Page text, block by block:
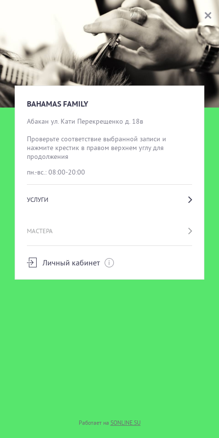
BAHAMAS FAMILY
Абакан ул. Кати Перекрещенко д. 18в
Проверьте соответствие выбранной записи и
нажмите крестик в правом верхнем углу для
продолжения
пн.-вс.: 08:00-20:00
УСЛУГИ
МАСТЕРА
Личный кабинет
Работает на SONLINE.SU
BAHAMAS FAMILY
ВЫБОР УСЛУГИ